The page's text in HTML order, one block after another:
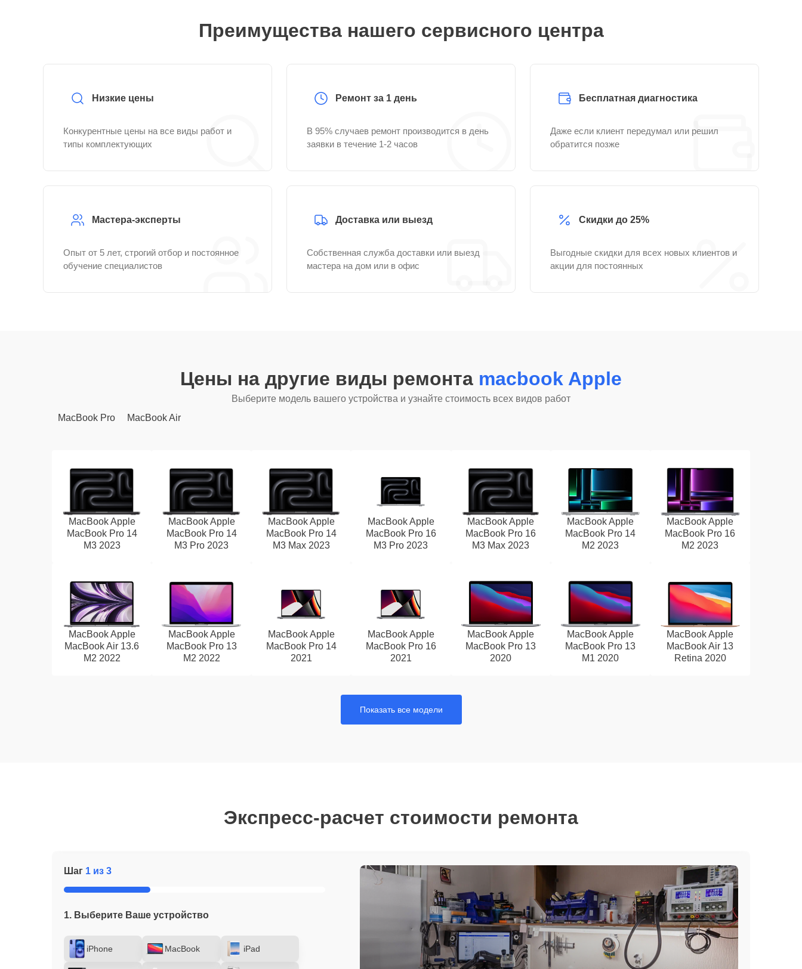
Преимущества нашего сервисного центра
Низкие цены
Конкурентные цены на все виды работ и
типы комплектующих
Ремонт за 1 день
В 95% случаев ремонт производится в день
заявки в течение 1-2 часов
Бесплатная диагностика
Даже если клиент передумал или решил
обратится позже
Мастера-эксперты
Опыт от 5 лет, строгий отбор и постоянное
обучение специалистов
Доставка или выезд
Собственная служба доставки или выезд
мастера на дом или в офис
Скидки до 25%
Выгодные скидки для всех новых клиентов и
акции для постоянных
Цены на другие виды ремонта macbook Apple
Выберите модель вашего устройства и узнайте стоимость всех видов работ
MacBook Pro
MacBook Air
MacBook Apple
MacBook Pro 14
M3 2023
MacBook Apple
MacBook Pro 14
M3 Pro 2023
MacBook Apple
MacBook Pro 14
M3 Max 2023
MacBook Apple
MacBook Pro 16
M3 Pro 2023
MacBook Apple
MacBook Pro 16
M3 Max 2023
MacBook Apple
MacBook Pro 14
M2 2023
MacBook Apple
MacBook Pro 16
M2 2023
MacBook Apple
MacBook Air 13.6
M2 2022
MacBook Apple
MacBook Pro 13
M2 2022
MacBook Apple
MacBook Pro 14
2021
MacBook Apple
MacBook Pro 16
2021
MacBook Apple
MacBook Pro 13
2020
MacBook Apple
MacBook Pro 13
M1 2020
MacBook Apple
MacBook Air 13
Retina 2020
Показать все модели
Экспресс-расчет стоимости ремонта
Шаг 1 из 3
1. Выберите Ваше устройство
iPhone MacBook iPad